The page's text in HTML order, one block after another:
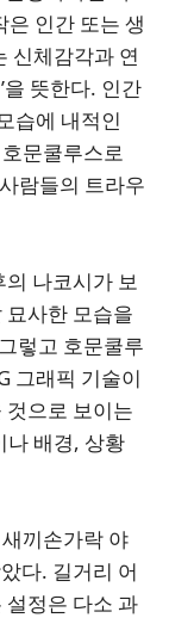
인간 또는 생
신체감각과 연
을 뜻한다. 인간
습에 내적인
문쿨루스로
람들의 트라우
나코시가 보
사한 모습을
렇고 호문쿨루
그래픽 기술이
으로 보이는
나 배경, 상황
끼손가락 야
다. 길거리 어
정은 다소 과